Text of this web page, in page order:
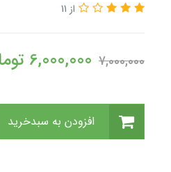
از 11
7,000,000
6,000,000